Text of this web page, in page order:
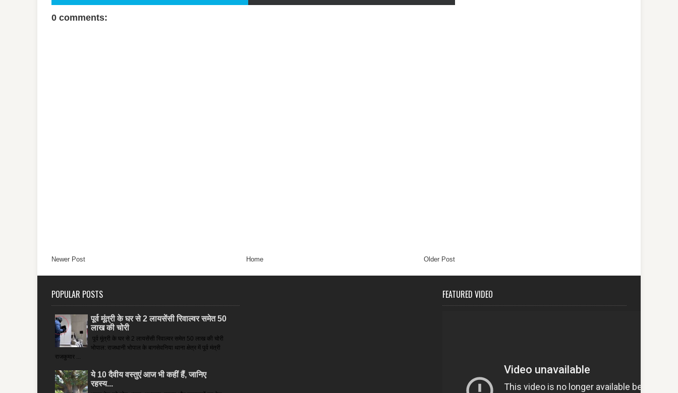
0 comments:
Newer Post Older Post
Home
POPULAR POSTS
पूर्व मूंत्री के घर से 2 लायसेंसी रिवाल्वर समेत 50
लाख की चोरी
पूर्व मूंत्री के घर से 2 लायसेंसी रिवाल्वर समेत 50 लाख की चोरी
भोपाल: राजधानी भोपाल के बागसेवनिया थाना क्षेत्र में पूर्व मंत्री
राजकुमार ...
ये 10 दैवीय वस्तुएं आज भी कहीं हैं, जानिए
रहस्य...
FEATURED VIDEO